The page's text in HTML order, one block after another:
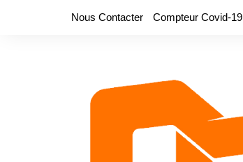
Nous Contacter Compteur Covid-19